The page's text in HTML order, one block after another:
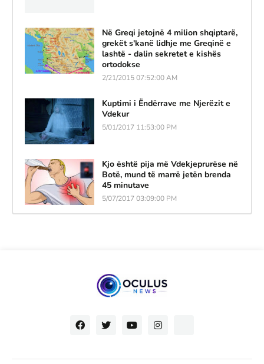
Në Greqi jetojnë 4 milion shqiptarë,
grekët s'kanë lidhje me Greqinë e
lashtë - dalin sekretet e kishës
ortodokse
2/21/2015 07:52:00 AM
Kuptimi i Ëndërrave me Njerëzit e
Vdekur
5/01/2017 11:53:00 PM
Kjo është pija më Vdekjeprurëse në
Botë, mund të marrë jetën brenda
45 minutave
5/07/2017 03:09:00 PM